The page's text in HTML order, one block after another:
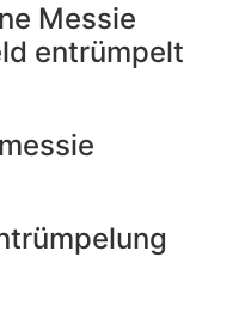
Messie
entrümpelt